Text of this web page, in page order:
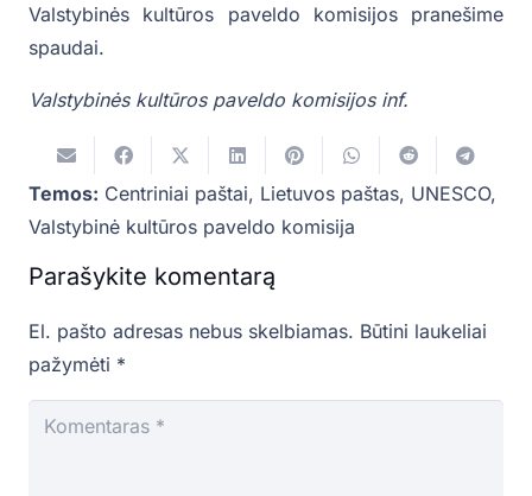
Valstybinės kultūros paveldo komisijos pranešime
spaudai.
Valstybinės kultūros paveldo komisijos inf.
Temos: Centriniai paštai, Lietuvos paštas, UNESCO,
Valstybinė kultūros paveldo komisija
Parašykite komentarą
El. pašto adresas nebus skelbiamas. Būtini laukeliai
pažymėti *